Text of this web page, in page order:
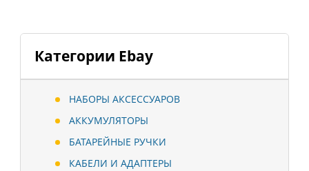
Категории Ebay
НАБОРЫ АКСЕССУАРОВ
АККУМУЛЯТОРЫ
БАТАРЕЙНЫЕ РУЧКИ
КАБЕЛИ И АДАПТЕРЫ